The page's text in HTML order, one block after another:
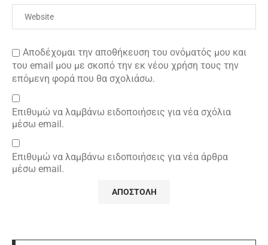
Αποδέχομαι την αποθήκευση του ονόματός μου και
του email μου με σκοπό την εκ νέου χρήση τους την
επόμενη φορά που θα σχολιάσω.
Επιθυμώ να λαμβάνω ειδοποιήσεις για νέα σχόλια
μέσω email.
Επιθυμώ να λαμβάνω ειδοποιήσεις για νέα άρθρα
μέσω email.